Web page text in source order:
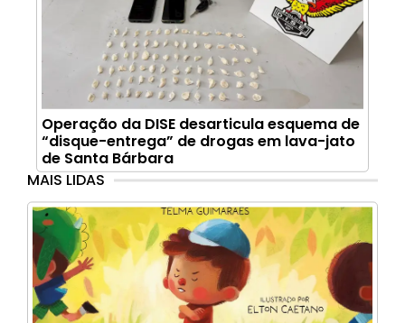
Operação da DISE desarticula esquema de
“disque-entrega” de drogas em lava-jato
de Santa Bárbara
MAIS LIDAS